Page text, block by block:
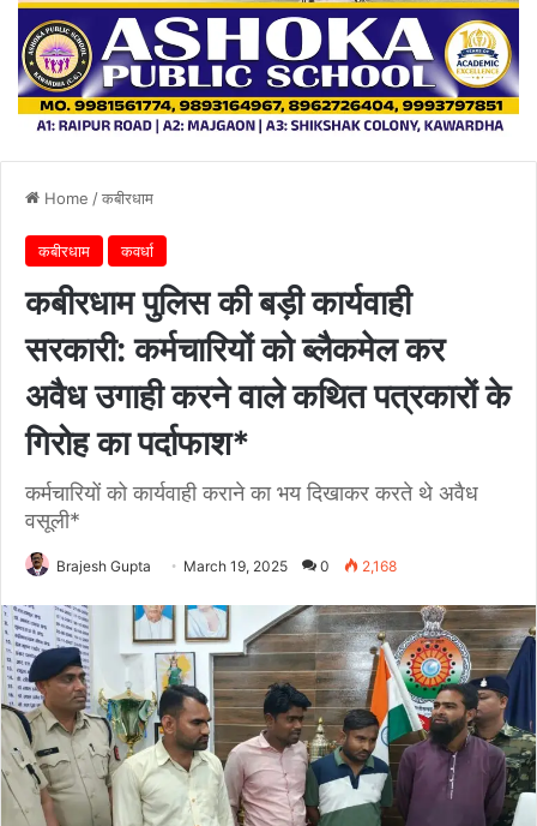
Home /कबीरधाम
कबीरधाम कवर्धा
कबीरधाम पुलिस की बड़ी कार्यवाही
सरकारी: कर्मचारियों को ब्लैकमेल कर
अवैध उगाही करने वाले कथित पत्रकारों के
गिरोह का पर्दाफाश*
कर्मचारियों को कार्यवाही कराने का भय दिखाकर करते थे अवैध
वसूली*
Brajesh Gupta March 19, 2025 0 2,168